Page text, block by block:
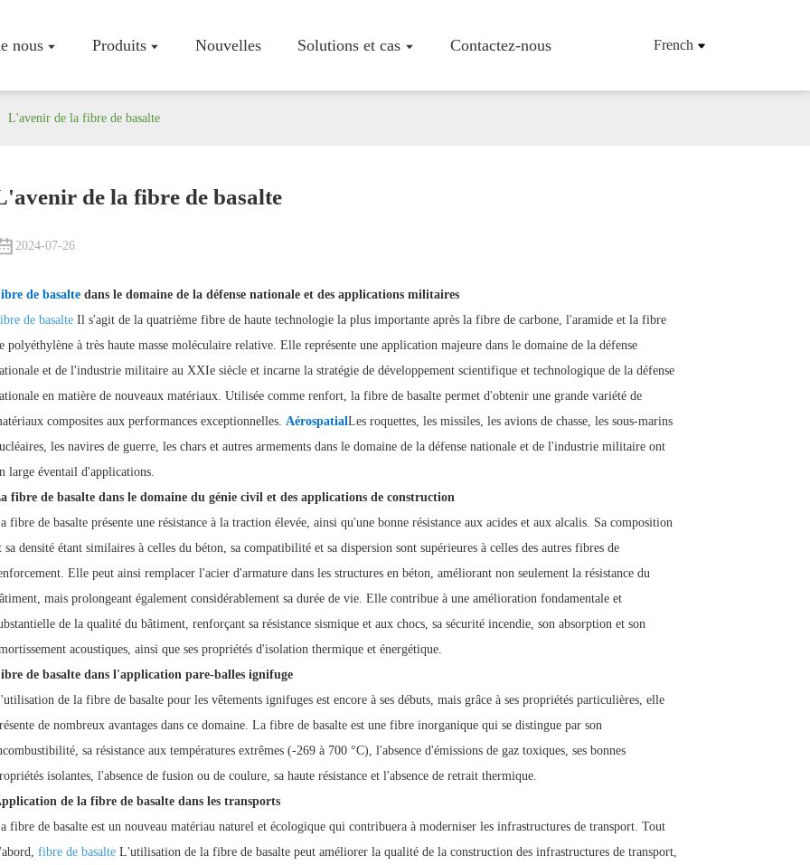
nous Produits Nouvelles Solutions et cas Contactez-nous French
Fibres De Basalte Hachées
Produits En Fibres De Basalte
Cas
L'avenir de la fibre de basalte
de la fibre de basalte
2024-07-26
de basalte dans le domaine de la défense nationale et des applications militaires
de basalte Il s'agit de la quatrième fibre de haute technologie la plus importante après la fibre de carbone, l'aramide et la fibre
polyéthylène à très haute masse moléculaire relative. Elle représente une application majeure dans le domaine de la défense
et de l'industrie militaire au XXIe siècle et incarne la stratégie de développement scientifique et technologique de la défense
en matière de nouveaux matériaux. Utilisée comme renfort, la fibre de basalte permet d'obtenir une grande variété de
composites aux performances exceptionnelles. Aérospatial Les roquettes, les missiles, les avions de chasse, les sous-marins
les navires de guerre, les chars et autres armements dans le domaine de la défense nationale et de l'industrie militaire ont
large éventail d'applications.
fibre de basalte dans le domaine du génie civil et des applications de construction
fibre de basalte présente une résistance à la traction élevée, ainsi qu'une bonne résistance aux acides et aux alcalis. Sa composition
sa densité étant similaires à celles du béton, sa compatibilité et sa dispersion sont supérieures à celles des autres fibres de
Elle peut ainsi remplacer l'acier d'armature dans les structures en béton, améliorant non seulement la résistance du
mais prolongeant également considérablement sa durée de vie. Elle contribue à une amélioration fondamentale et
de la qualité du bâtiment, renforçant sa résistance sismique et aux chocs, sa sécurité incendie, son absorption et son
acoustiques, ainsi que ses propriétés d'isolation thermique et énergétique.
de basalte dans l'application pare-balles ignifuge
de la fibre de basalte pour les vêtements ignifuges est encore à ses débuts, mais grâce à ses propriétés particulières, elle
de nombreux avantages dans ce domaine. La fibre de basalte est une fibre inorganique qui se distingue par son
sa résistance aux températures extrêmes (-269 à 700 °C), l'absence d'émissions de gaz toxiques, ses bonnes
isolantes, l'absence de fusion ou de coulure, sa haute résistance et l'absence de retrait thermique.
de la fibre de basalte dans les transports
fibre de basalte est un nouveau matériau naturel et écologique qui contribuera à moderniser les infrastructures de transport. Tout
fibre de basalte L'utilisation de la fibre de basalte peut améliorer la qualité de la construction des infrastructures de transport,